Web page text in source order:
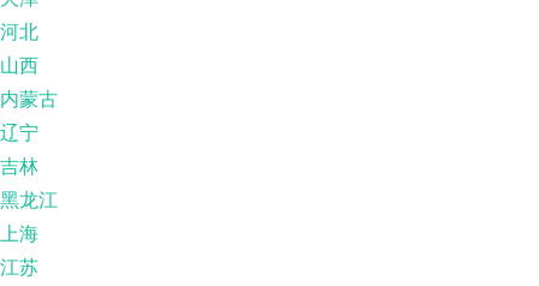
河北
山西
内蒙古
辽宁
吉林
黑龙江
上海
江苏